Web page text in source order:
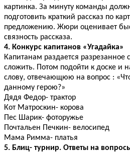
картинка. За минуту команды
подготовить краткий рассказ по
предложению. Жюри оценивает
связность рассказа.
4. Конкурс капитанов «Угадайка»
Капитанам раздается
сложить. Потом подойти к доске и
слову, отвечающюю на вопрос :
данному герою?»
Дядя Федор- трактор
Кот Матроскин- корова
Пес Шарик- фоторужье
Почтальен Печкин- велосипед
Мама Римма- платья
5. Блиц- турнир. Ответы на